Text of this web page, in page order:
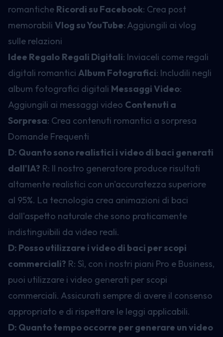
romantiche Ricordi su Facebook: Crea post
memorabili Vlog su YouTube: Aggiungili ai vlog
sulle relazioni
Idee Regalo Regali Digitali: Inviaceli come regali
digitali romantici Album Fotografici: Includili negli
album fotografici digitali Messaggi Video:
Aggiungili ai messaggi video Contenuti a
Sorpresa: Crea contenuti romantici a sorpresa
Domande Frequenti
D: Quanto sono realistici i video di baci generati
dall'IA? R: Il nostro generatore produce risultati
altamente realistici con un'accuratezza superiore
al 95%. La tecnologia crea animazioni di baci
dall'aspetto naturale che sono praticamente
indistinguibili da video reali.
D: Posso utilizzare i video di baci per scopi
commerciali? R: Sì, con i nostri piani Pro e Business,
puoi utilizzare i video generati per scopi
commerciali. Assicurati sempre di avere il consenso
appropriato e di rispettare le leggi applicabili.
D: Quanto tempo occorre per generare un video